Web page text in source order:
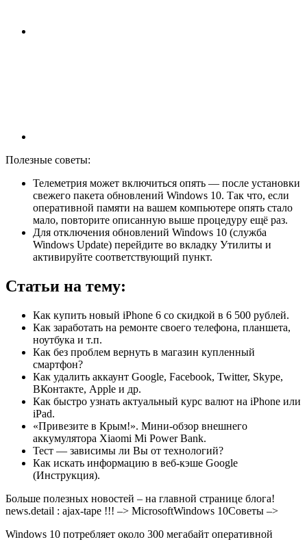
Полезные советы:
Телеметрия может включиться опять — после установки
свежего пакета обновлений Windows 10. Так что, если
оперативной памяти на вашем компьютере опять стало
мало, повторите описанную выше процедуру ещё раз.
Для отключения обновлений Windows 10 (служба
Windows Update) перейдите во вкладку Утилиты и
активируйте соответствующий пункт.
Статьи на тему:
Как купить новый iPhone 6 со скидкой в 6 500 рублей.
Как заработать на ремонте своего телефона, планшета,
ноутбука и т.п.
Как без проблем вернуть в магазин купленный
смартфон?
Как удалить аккаунт Google, Facebook, Twitter, Skype,
ВКонтакте, Apple и др.
Как быстро узнать актуальный курс валют на iPhone или
iPad.
«Привезите в Крым!». Мини-обзор внешнего
аккумулятора Xiaomi Mi Power Bank.
Тест — зависимы ли Вы от технологий?
Как искать информацию в веб-кэше Google
(Инструкция).
Больше полезных новостей – на главной странице блога!
news.detail : ajax-tape !!! –> MicrosoftWindows 10Советы –>
Windows 10 потребляет около 300 мегабайт оперативной